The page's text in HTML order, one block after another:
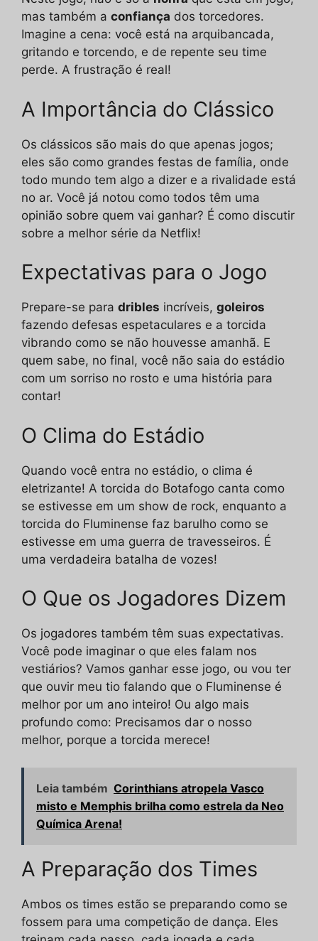
mas também a confiança dos torcedores.
Imagine a cena: você está na arquibancada,
gritando e torcendo, e de repente seu time
perde. A frustração é real!
A Importância do Clássico
Os clássicos são mais do que apenas jogos;
eles são como grandes festas de família, onde
todo mundo tem algo a dizer e a rivalidade está
no ar. Você já notou como todos têm uma
opinião sobre quem vai ganhar? É como discutir
sobre a melhor série da Netflix!
Expectativas para o Jogo
Prepare-se para dribles incríveis, goleiros
fazendo defesas espetaculares e a torcida
vibrando como se não houvesse amanhã. E
quem sabe, no final, você não saia do estádio
com um sorriso no rosto e uma história para
contar!
O Clima do Estádio
Quando você entra no estádio, o clima é
eletrizante! A torcida do Botafogo canta como
se estivesse em um show de rock, enquanto a
torcida do Fluminense faz barulho como se
estivesse em uma guerra de travesseiros. É
uma verdadeira batalha de vozes!
O Que os Jogadores Dizem
Os jogadores também têm suas expectativas.
Você pode imaginar o que eles falam nos
vestiários? Vamos ganhar esse jogo, ou vou ter
que ouvir meu tio falando que o Fluminense é
melhor por um ano inteiro! Ou algo mais
profundo como: Precisamos dar o nosso
melhor, porque a torcida merece!
Leia também Corinthians atropela Vasco
misto e Memphis brilha como estrela da Neo
Química Arena!
A Preparação dos Times
Ambos os times estão se preparando como se
fossem para uma competição de dança. Eles